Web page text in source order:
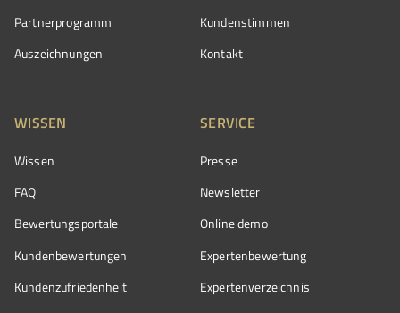
Partnerprogramm
Auszeichnungen
Kundenstimmen
Kontakt
WISSEN
Wissen
FAQ
Bewertungsportale
Kundenbewertungen
Kundenzufriedenheit
SERVICE
Presse
Newsletter
Online demo
Expertenbewertung
Expertenverzeichnis